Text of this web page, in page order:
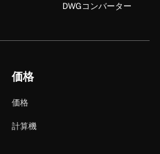
DWGコンバーター
価格
価格
計算機